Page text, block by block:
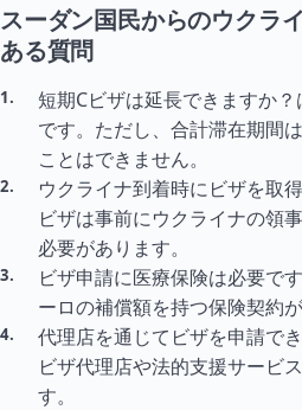
スーダン国民からのウクラ
ある質問
短期Cビザは延長できますか
です。ただし、合計滞在期間
ことはできません。
ウクライナ到着時にビザを取
ビザは事前にウクライナの領
必要があります。
ビザ申請に医療保険は必要で
ーロの補償額を持つ保険契約が
代理店を通じてビザを申請で
ビザ代理店や法的支援サービ
す。